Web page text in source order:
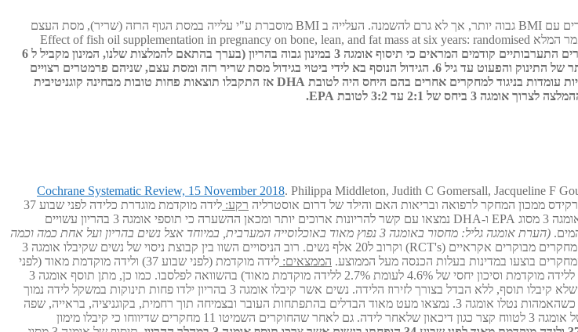
מסקנות: תיסוף אומגה 3 בטרימסטר השלישי להריון הוביל לילדים עם BMI גבוה יותר, אך לא גרם להשמנה. העלייה ב BMI מוסברת ע"י עלייה במסת הגוף הרזה (שריר), מסת העצם
ומסת השומן. תוצאות אלו מצביעות על השפעה חיובית של אומגה 3 בגירוי צמיחה כללית לקריאת המאמר המלא Effect of fish oil supplementation in pregnancy on bone, lean, and fat mass at six years: randomised
מחקר זה מצטרף למחקרים התערבותיים קודמים המראים כי תיסוף אומגה 3 במינון גבוה בהריון (בערך בהתאם להמלצות שלנו, המינון מקביל ל 6
הגידול הנוסף בא לידי ביטוי בגידול מסת שריר רזה ומסת עצם, שניהם פרמטרים רצויים
התוצאות החיוביות עומדות בניגוד למחקרים אחרים בהם היחס היה לטובת DHA אז התקבלו תוצאות פחות טובות מבחינה קוגניטיבית
Cochrane Systematic Review, 15 November 2018. Philippa Middleton, Judith C Gomersall, Jacqueline F
רקע:
לידה מוקדמת מוגדרת כלידה לפני שבוע 37
להריון והיא הגורם המוביל למחלות או מוות בחמש השנים הראשונות לחיים. דגים ושמן דגים המכילים אומגה 3 מסוג EPA ו-DHA נמצאו עם קשר להריונות ארוכים יותר ומכאן ההשערה כי תוספי אומגה 3 בהריון עשויים
(הערת אומגה גליל: מחסור באומגה 3 נפוץ מאוד באוכלוסייה המערבית, במיוחד אצל נשים בהריון ועל אחת כמה וכמה
עדכון זה כולל 70 מחקרים מבוקרים אקראיים (RCT's) וקרוב ל20 אלף נשים. רוב הניסויים השוו בין קבוצת ניסוי של נשים שקיבלו אומגה 3
בוצעו במדינות בעלות הכנסה מעל הממוצע. הממצאים:
לידה מוקדמת (לפני שבוע 37) ולידה מוקדמת מאוד (לפני
שבוע 34) הייתה נמוכה יותר בקרב נשים שקיבלו תוספי אומגה 3 (סיכון יחסי של 13.4% לעומת 11.9% ללידה מוקדמת וסיכון יחסי של 4.6% לעומת 2.7% ללידה מוקדמת מאוד) בהשוואה לפלסבו. כמו כן, מתן תוסף אומגה 3
כנראה הגדיל את השכיחות של הריונות המתמשכים עד לשבוע 42 (מ 1.6% ל 2.6%) בהשוואה לנשים שלא קיבלו תוסף, ללא הבדל בצורך לזירוז הלידה. נשים אשר קיבלו אומגה 3 בהריון ילדו פחות תינוקות במשקל לידה נמוך
(מתחת ל2.5 ק"ג), והסיכון לתחלואה, אשפוז בטיפול נמרץ או מוות של התינוקות עשוי להיות נמוך יותר כשהאמהות נטלו אומגה 3. נמצאו מעט מאוד הבדלים בהתפתחות העובר ובצמיחה תוך רחמית, בקוגניציה, בראייה, שפה
והתנהגות של הנולד. לא נמצאו הבדלים בתופעות לוואי חמורות ואין מספיק ראיות לקביעת השפעות של אומגה 3 לטווח קצר כגון דיכאון שלאחר לידה. גם לאחר שהחוקרים השמיטו 11 מחקרים שדיווחו כי קיבלו מימון